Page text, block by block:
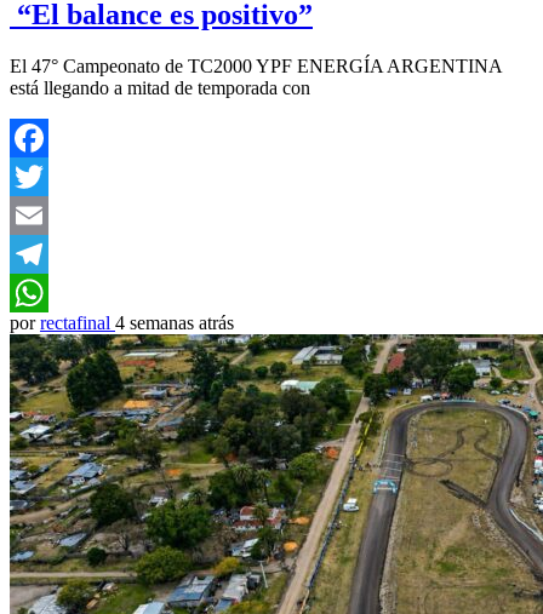
“El balance es positivo”
El 47° Campeonato de TC2000 YPF ENERGÍA ARGENTINA
está llegando a mitad de temporada con
Facebook
Twitter
Email
Telegram
WhatsApp
por rectafinal 4 semanas atrás